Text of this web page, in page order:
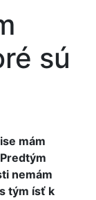
sú
mám
nemám
tým ísť k